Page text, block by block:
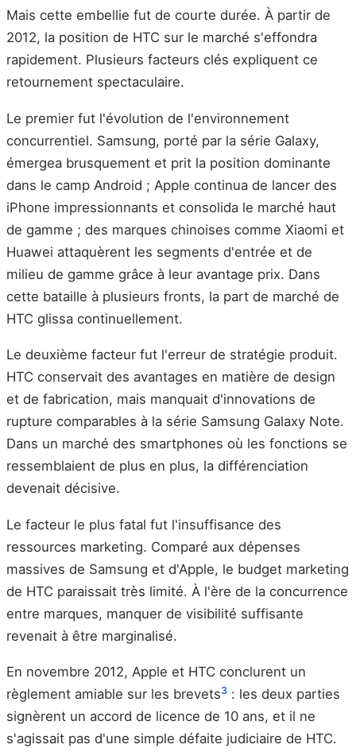
Mais cette embellie fut de courte durée. À partir de
2012, la position de HTC sur le marché s'effondra
rapidement. Plusieurs facteurs clés expliquent ce
retournement spectaculaire.
Le premier fut l'évolution de l'environnement
concurrentiel. Samsung, porté par la série Galaxy,
émergea brusquement et prit la position dominante
dans le camp Android ; Apple continua de lancer des
iPhone impressionnants et consolida le marché haut
de gamme ; des marques chinoises comme Xiaomi et
Huawei attaquèrent les segments d'entrée et de
milieu de gamme grâce à leur avantage prix. Dans
cette bataille à plusieurs fronts, la part de marché de
HTC glissa continuellement.
Le deuxième facteur fut l'erreur de stratégie produit.
HTC conservait des avantages en matière de design
et de fabrication, mais manquait d'innovations de
rupture comparables à la série Samsung Galaxy Note.
Dans un marché des smartphones où les fonctions se
ressemblaient de plus en plus, la différenciation
devenait décisive.
Le facteur le plus fatal fut l'insuffisance des
ressources marketing. Comparé aux dépenses
massives de Samsung et d'Apple, le budget marketing
de HTC paraissait très limité. À l'ère de la concurrence
entre marques, manquer de visibilité suffisante
revenait à être marginalisé.
En novembre 2012, Apple et HTC conclurent un
règlement amiable sur les brevets3 : les deux parties
signèrent un accord de licence de 10 ans, et il ne
s'agissait pas d'une simple défaite judiciaire de HTC.